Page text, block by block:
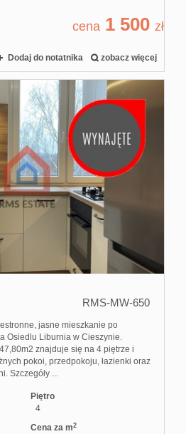
cena 1 500 zł
Dodaj do notatnika zobacz więcej
RMS-MW-650
jasne mieszkanie po
Osiedlu Liburnia w Cieszynie.
znajduje się na 4 piętrze i
pokoi, przedpokoju, łazienki oraz
Szczegóły ...
Piętro
4
Cena za m2